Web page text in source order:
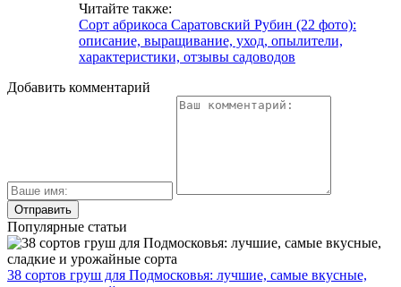
Читайте также:
Сорт абрикоса Саратовский Рубин (22 фото):
описание, выращивание, уход, опылители,
характеристики, отзывы садоводов
Добавить комментарий
Популярные статьи
38 сортов груш для Подмосковья: лучшие, самые вкусные,